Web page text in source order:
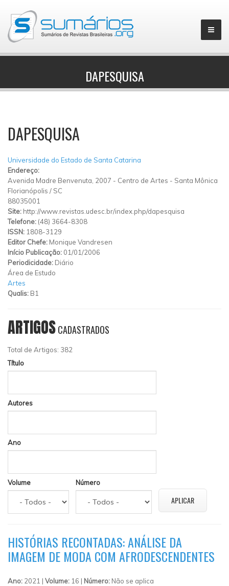
▼
DAPESQUISA
DAPESQUISA
Universidade do Estado de Santa Catarina
Endereço:
Avenida Madre Benvenuta, 2007 - Centro de Artes - Santa Mônica
Florianópolis / SC
88035001
Site: http://www.revistas.udesc.br/index.php/dapesquisa
Telefone: (48) 3664-8308
ISSN: 1808-3129
Editor Chefe: Monique Vandresen
Início Publicação: 01/01/2006
Periodicidade: Diário
Área de Estudo
Artes
Qualis: B1
ARTIGOSCADASTRADOS
Total de Artigos: 382
Título
Autores
Ano
Volume Número
HISTÓRIAS RECONTADAS: ANÁLISE DA
IMAGEM DE MODA COM AFRODESCENDENTES
Ano: 2021 | Volume: 16 | Número: Não se aplica